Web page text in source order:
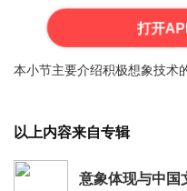
打开
本小节主要介绍积极想象技术
以上内容来自专辑
意象体现与中国